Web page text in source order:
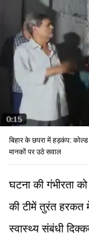
बिहार के छपरा में हड़कंप:
मानकों पर उठे सवाल
घटना की गंभीरता
की टीमें तुरंत हरकत
स्वास्थ्य संबंधी